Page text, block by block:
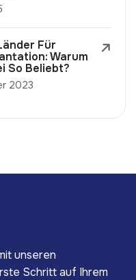
Für
Warum
So Beliebt?
2023
unseren
Schritt auf Ihrem